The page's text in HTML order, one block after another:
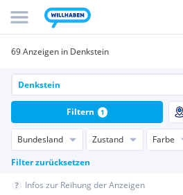
69 Anzeigen in Denkstein
Bundesland Zustand Farbe
Filter zurücksetzen
Filtern 1
Infos zur Reihung der Anzeigen